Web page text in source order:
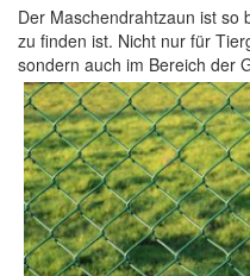
Der Maschendrahtzaun ist so
zu finden ist. Nicht nur für
sondern auch im Bereich der